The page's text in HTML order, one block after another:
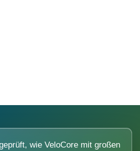
wie VeloCore mit großen